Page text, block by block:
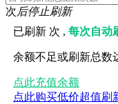
次后停止刷新
已刷新 次 ,每次自动
余额不足或刷新总数
点此充值余额
点此购买低价超值刷